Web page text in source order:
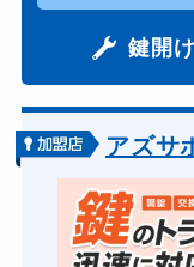
| 愛知郡
郡（大治町・蟹
犬山市|田原市
東浦町・南知多
碧南市|稲沢市
鍵開
アズサ